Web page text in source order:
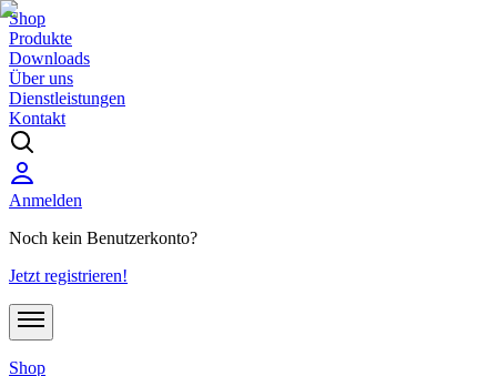
Shop
Produkte
Downloads
Über uns
Dienstleistungen
Kontakt
Anmelden
Noch kein Benutzerkonto?
Jetzt registrieren!
Shop